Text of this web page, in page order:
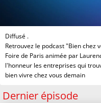
Diffusé .
Retrouvez le podcast "Bien chez
Foire de Paris animée par
l'honneur les entreprises qui
bien vivre chez vous demain
Dernier épisode